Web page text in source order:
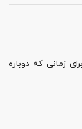
زمانی که دوباره